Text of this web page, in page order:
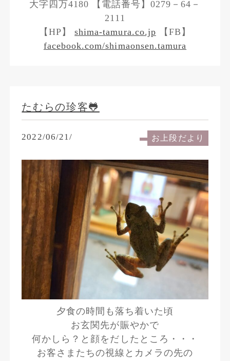
大字四万4180 【電話番号】0279－64－
2111
【HP】shima-tamura.co.jp 【FB】
facebook.com/shimaonsen.tamura
たむらの珍客🐸
2022/06/21/ お上段だより
夕食の時間も落ち着いた頃
お玄関先が賑やかで
何かしら？と顔をだしたところ・・・
お客さまたちの視線とカメラの先の